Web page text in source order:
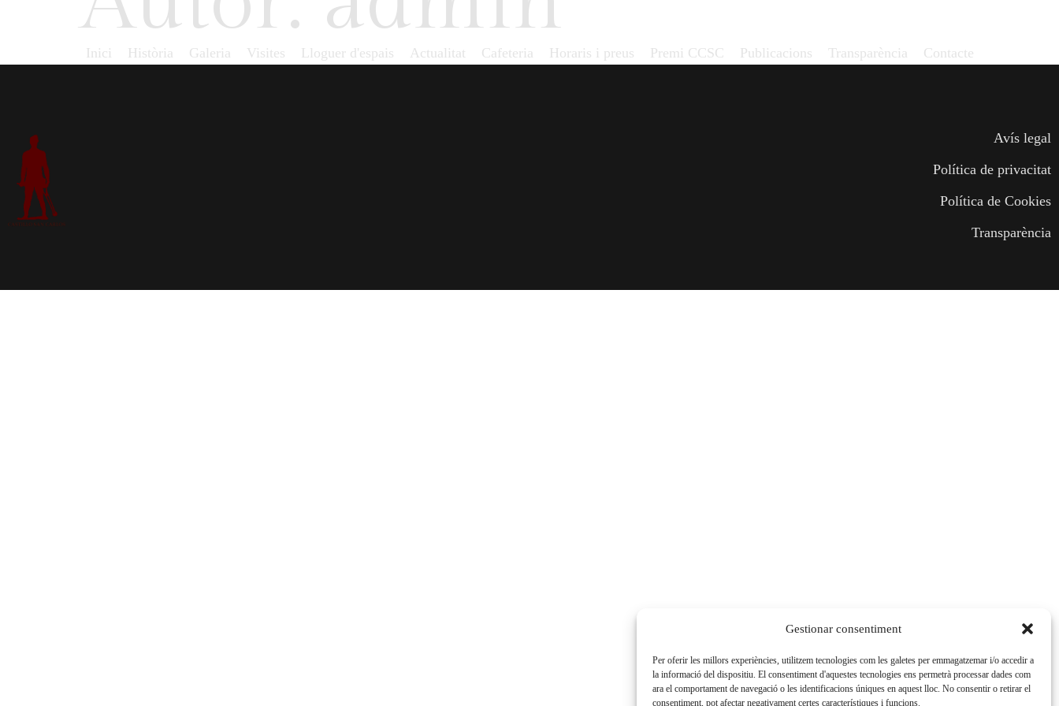
Gestionar consentiment
Per oferir les millors experiències, utilitzem tecnologies com les galetes per emmagatzemar i/o accedir a
la informació del dispositiu. El consentiment d'aquestes tecnologies ens permetrà processar dades com
ara el comportament de navegació o les identificacions úniques en aquest lloc. No consentir o retirar el
consentiment, pot afectar negativament certes característiques i funcions.
Inici Història Galeria Visites Lloguer d'espais Actualitat Cafeteria Horaris i preus Premi CCSC Publicacions Transparència Contacte
Avís legal
Política de privacitat
Política de Cookies
Transparència